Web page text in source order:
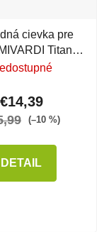
cievka pre
Titanus
160000
€14,39
(–10 %)
DETAIL